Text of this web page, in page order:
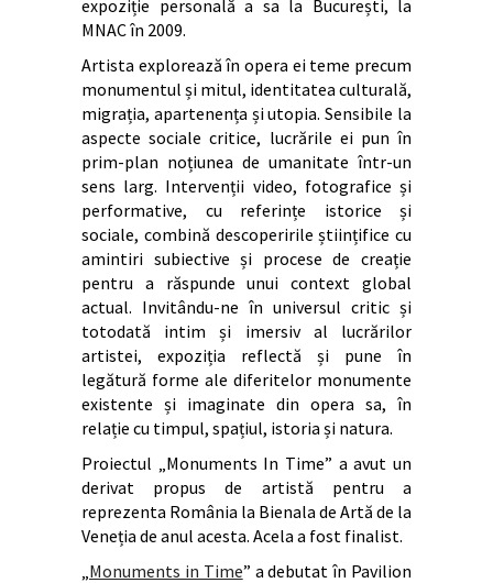
expoziție personală a sa la București, la
MNAC în 2009.
Artista explorează în opera ei teme precum
monumentul și mitul, identitatea culturală,
migrația, apartenența și utopia. Sensibile la
aspecte sociale critice, lucrările ei pun în
prim-plan noțiunea de umanitate într-un
sens larg. Intervenții video, fotografice și
performative, cu referințe istorice și
sociale, combină descoperirile științifice cu
amintiri subiective și procese de creație
pentru a răspunde unui context global
actual. Invitându-ne în universul critic și
totodată intim și imersiv al lucrărilor
artistei, expoziția reflectă și pune în
legătură forme ale diferitelor monumente
existente și imaginate din opera sa, în
relație cu timpul, spațiul, istoria și natura.
Proiectul „Monuments In Time” a avut un
derivat propus de artistă pentru a
reprezenta România la Bienala de Artă de la
Veneția de anul acesta. Acela a fost finalist.
„Monuments in Time” a debutat în Pavilion